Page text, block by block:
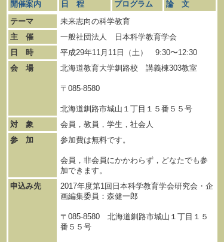
開催案内 日 程 プログラム
論 文
テーマ
未来志向の科学教育
主 催
一般社団法人 日本科学教育学会
日 時
平成29年11月11日（土） 9:30〜12:30
会 場
北海道教育大学釧路校 講義棟303教室
〒085-8580
北海道釧路市城山１丁目１５番５５号
対 象
会員，教員，学生，社会人
参 加
参加費は無料です。
会員，非会員にかかわらず，どなたでも参
加できます。
申込み先
2017年度第1回日本科学教育学会研究会・企
画編集委員：森健一郎
〒085-8580 北海道釧路市城山１丁目１５
番５５号